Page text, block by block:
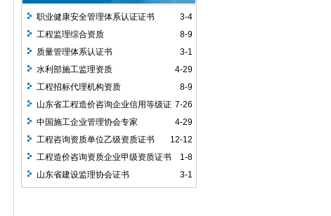
3-4
职业健康安全管理体系认证证书
8-9
工程监理综合资质
3-1
质量管理体系认证书
4-29
水利部施工监理资质
8-9
工程招标代理机构资质
7-26
山东省工程造价咨询企业信用等级证
书（AAA）
4-29
中国施工企业管理协会专家
12-12
工程咨询资质单位乙级资质证书
1-8
工程造价咨询资质企业甲级资质证书
3-1
山东省建设监理协会证书